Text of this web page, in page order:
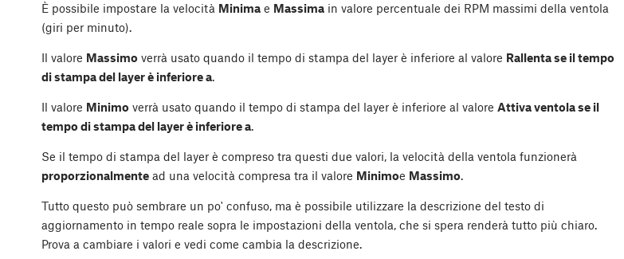
È possibile impostare la velocità Minima e Massima in valore percentuale dei RPM massimi della ventola
(giri per minuto).
Il valore Massimo verrà usato quando il tempo di stampa del layer è inferiore al valore Rallenta se il tempo
di stampa del layer è inferiore a.
Il valore Minimo verrà usato quando il tempo di stampa del layer è inferiore al valore Attiva ventola se il
tempo di stampa del layer è inferiore a.
Se il tempo di stampa del layer è compreso tra questi due valori, la velocità della ventola funzionerà
proporzionalmente ad una velocità compresa tra il valore Minimoe Massimo.
Tutto questo può sembrare un po' confuso, ma è possibile utilizzare la descrizione del testo di
aggiornamento in tempo reale sopra le impostazioni della ventola, che si spera renderà tutto più chiaro.
Prova a cambiare i valori e vedi come cambia la descrizione.